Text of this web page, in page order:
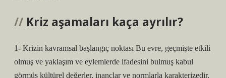
Kriz aşamaları kaça ayrılır?
1- Krizin kavramsal başlangıç ​​noktası Bu evre, geçmişte etkili
olmuş ve yaklaşım ve eylemlerde ifadesini bulmuş kabul
görmüş kültürel değerler, inançlar ve normlarla karakterizedir.